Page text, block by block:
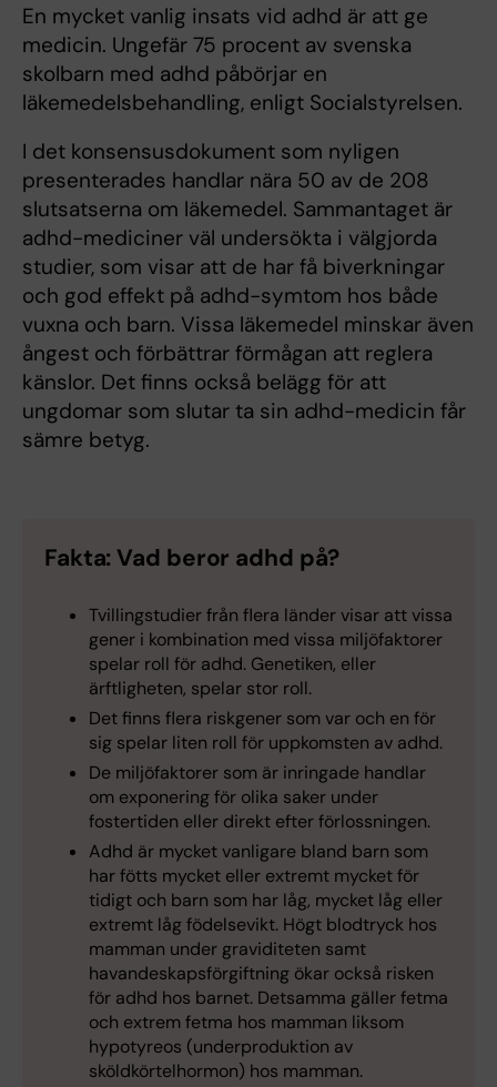
En mycket vanlig insats vid adhd är att ge
medicin. Ungefär 75 procent av svenska
skolbarn med adhd påbörjar en
läkemedelsbehandling, enligt Socialstyrelsen.
I det konsensusdokument som nyligen
presenterades handlar nära 50 av de 208
slutsatserna om läkemedel. Sammantaget är
adhd-mediciner väl undersökta i välgjorda
studier, som visar att de har få biverkningar
och god effekt på adhd-symtom hos både
vuxna och barn. Vissa läkemedel minskar även
ångest och förbättrar förmågan att reglera
känslor. Det finns också belägg för att
ungdomar som slutar ta sin adhd-medicin får
sämre betyg.
Fakta: Vad beror adhd på?
Tvillingstudier från flera länder visar att vissa
gener i kombination med vissa miljöfaktorer
spelar roll för adhd. Genetiken, eller
ärftligheten, spelar stor roll.
Det finns flera riskgener som var och en för
sig spelar liten roll för uppkomsten av adhd.
De miljöfaktorer som är inringade handlar
om exponering för olika saker under
fostertiden eller direkt efter förlossningen.
Adhd är mycket vanligare bland barn som
har fötts mycket eller extremt mycket för
tidigt och barn som har låg, mycket låg eller
extremt låg födelsevikt. Högt blodtryck hos
mamman under graviditeten samt
havandeskapsförgiftning ökar också risken
för adhd hos barnet. Detsamma gäller fetma
och extrem fetma hos mamman liksom
hypotyreos (underproduktion av
sköldkörtelhormon) hos mamman.